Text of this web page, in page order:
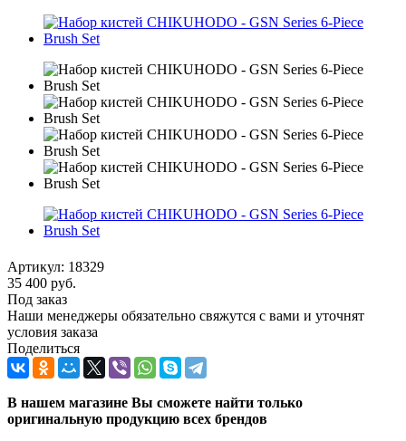
Артикул: 18329
35 400 руб.
Под заказ
Наши менеджеры обязательно свяжутся с вами и уточнят
условия заказа
Поделиться
В нашем магазине Вы сможете найти только
оригинальную продукцию всех брендов